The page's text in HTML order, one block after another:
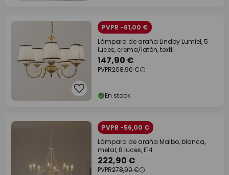
PVPR -61,00 €
Lámpara de araña Lindby Lumiel, 5
luces, crema/latón, textil
147,90 €
PVPR208,90 €
En stock
PVPR -56,00 €
Lámpara de araña Malbo, blanca,
metal, 8 luces, E14
222,90 €
PVPR278,90 €